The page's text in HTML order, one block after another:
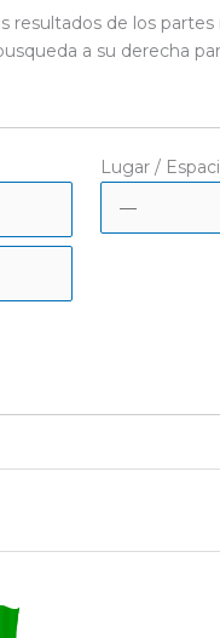
resultados de los
a su derecha
Lugar /